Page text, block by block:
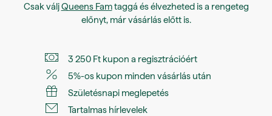
Csak váljQueens Famtaggá és élvezheted is a rengeteg
előnyt, már vásárlás előtt is.
3 250 Ft kupon a regisztrációért
5%-os kupon minden vásárlás után
Születésnapi meglepetés
Tartalmas hírlevelek